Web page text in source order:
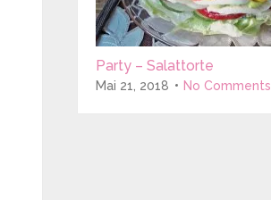
Party – Salattorte
Mai 21, 2018 No Comments